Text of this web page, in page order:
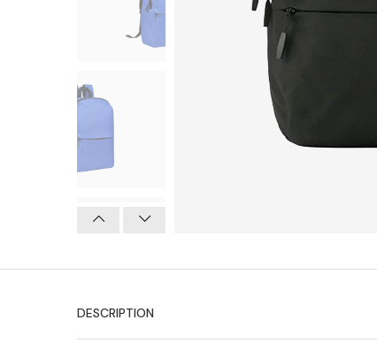
PreviousNext
DESCRIPTION